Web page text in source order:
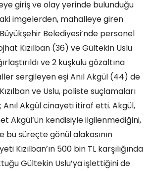
giriş ve olay yerinde bulunduğu
imgelerden, mahalleye giren
Belediyesi’nde personel
Kızılban (36) ve Gültekin Uslu
ve 2 kuşkulu gözaltına
sergileyen eşi Anıl Akgül (44) de
ve Uslu, poliste suçlamaları
Akgül cinayeti itiraf etti. Akgül,
Akgül’ün kendisiyle ilgilenmediğini,
bu süreçte gönül alakasının
Kızılban’ın 500 bin TL karşılığında
Gültekin Uslu’ya işlettiğini de